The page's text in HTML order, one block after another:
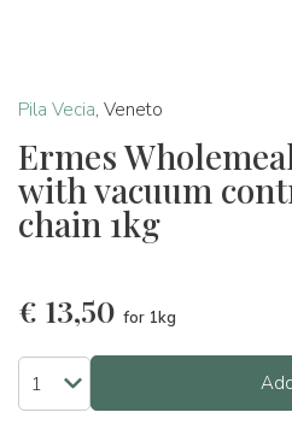
Pila Vecia, Veneto
Ermes
with vacuum
chain 1kg
€ 13,50 for 1kg